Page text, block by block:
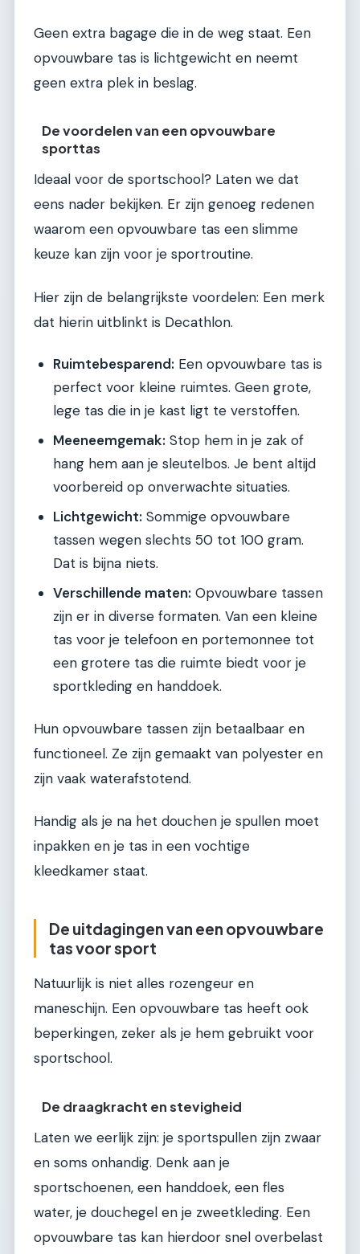
Geen extra bagage die in de weg staat. Een
opvouwbare tas is lichtgewicht en neemt
geen extra plek in beslag.
De voordelen van een opvouwbare
sporttas
Ideaal voor de sportschool? Laten we dat
eens nader bekijken. Er zijn genoeg redenen
waarom een opvouwbare tas een slimme
keuze kan zijn voor je sportroutine.
Hier zijn de belangrijkste voordelen: Een merk
dat hierin uitblinkt is Decathlon.
Ruimtebesparend: Een opvouwbare tas is
perfect voor kleine ruimtes. Geen grote,
lege tas die in je kast ligt te verstoffen.
Meeneemgemak: Stop hem in je zak of
hang hem aan je sleutelbos. Je bent altijd
voorbereid op onverwachte situaties.
Lichtgewicht: Sommige opvouwbare
tassen wegen slechts 50 tot 100 gram.
Dat is bijna niets.
Verschillende maten: Opvouwbare tassen
zijn er in diverse formaten. Van een kleine
tas voor je telefoon en portemonnee tot
een grotere tas die ruimte biedt voor je
sportkleding en handdoek.
Hun opvouwbare tassen zijn betaalbaar en
functioneel. Ze zijn gemaakt van polyester en
zijn vaak waterafstotend.
Handig als je na het douchen je spullen moet
inpakken en je tas in een vochtige
kleedkamer staat.
De uitdagingen van een opvouwbare
tas voor sport
Natuurlijk is niet alles rozengeur en
maneschijn. Een opvouwbare tas heeft ook
beperkingen, zeker als je hem gebruikt voor
sportschool.
De draagkracht en stevigheid
Laten we eerlijk zijn: je sportspullen zijn zwaar
en soms onhandig. Denk aan je
sportschoenen, een handdoek, een fles
water, je douchegel en je zweetkleding. Een
opvouwbare tas kan hierdoor snel overbelast